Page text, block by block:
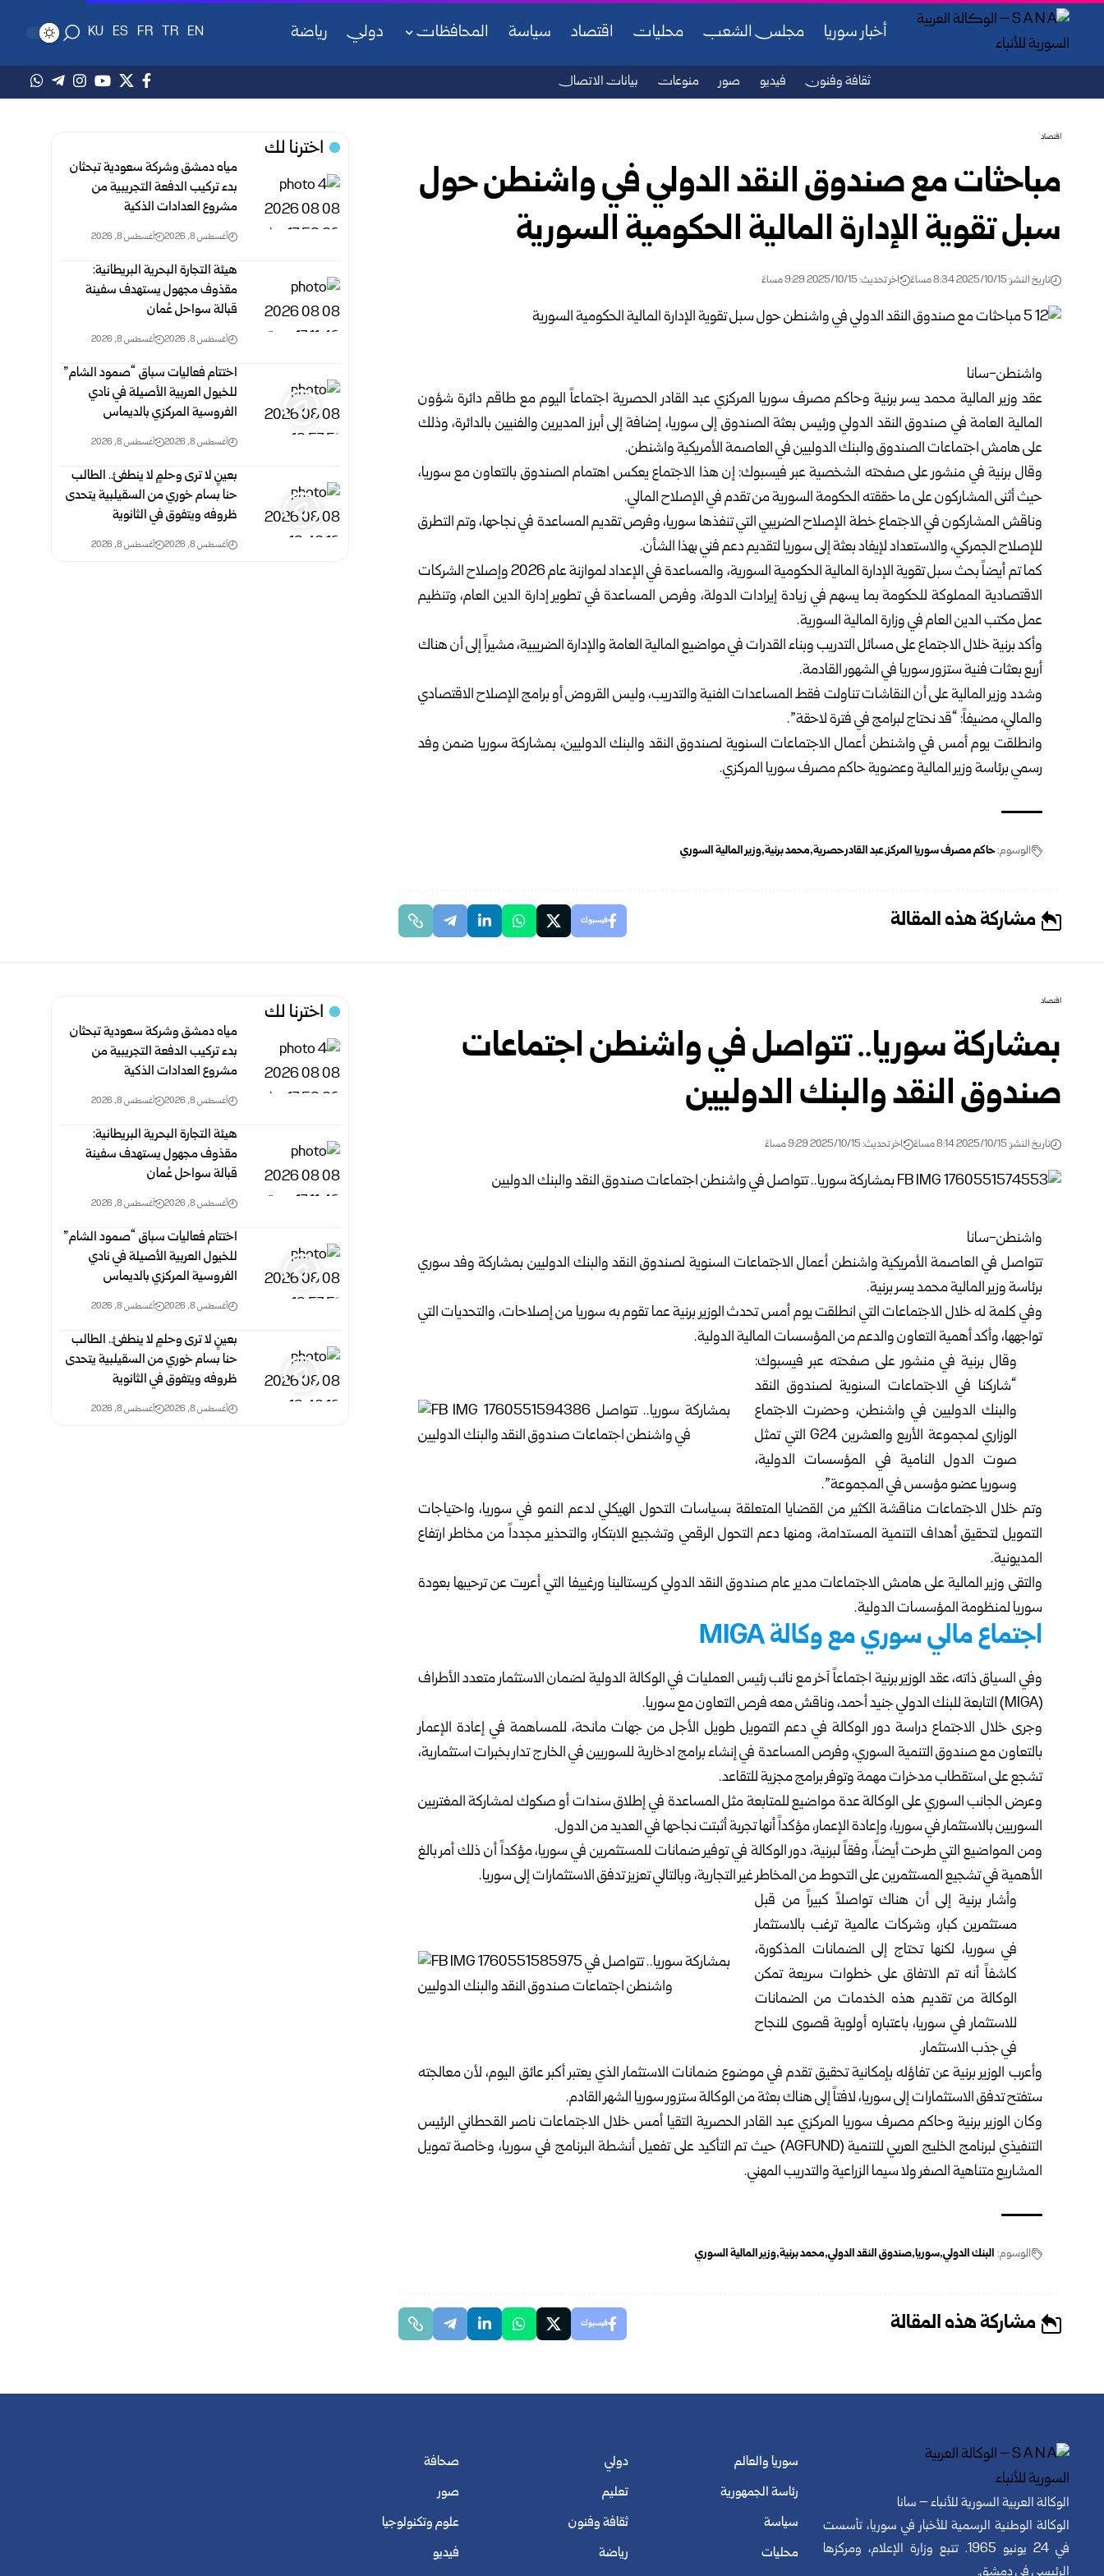
أخبار سوريا مجلس الشعب محليات اقتصاد سياسة المحافظات دولي رياضة EN
TR
FR
ES
KU
ثقافة وفنون فيديو صور منوعات بيانات الاتصال
اقتصاد
مباحثات مع صندوق النقد الدولي في واشنطن حول
سبل تقوية الإدارة المالية الحكومية السورية
تاريخ النشر: 2025/10/15 8:34 مساءً اخر تحديث: 2025/10/15 9:29 مساءً
واشنطن-سانا
عقد وزير المالية محمد يسر برنية وحاكم مصرف سوريا المركزيعبد القادر الحصرية اجتماعاً اليوم مع طاقم دائرة شؤون
المالية العامة في صندوق النقد الدولي ورئيس بعثة الصندوق إلى سوريا، إضافة إلى أبرز المديرين والفنيين بالدائرة، وذلك
على هامش اجتماعات الصندوق والبنك الدوليين في العاصمة الأمريكية واشنطن.
وقال برنية في منشور على صفحته الشخصية عبر فيسبوك: إن هذا الاجتماع يعكس اهتمام الصندوق بالتعاون مع سوريا،
حيث أثنى المشاركون على ما حققته الحكومة السورية من تقدم في الإصلاح المالي.
وناقش المشاركون في الاجتماع خطة الإصلاح الضريبي التي تنفذها سوريا، وفرص تقديم المساعدة في نجاحها، وتم التطرق
للإصلاح الجمركي، والاستعداد لإيفاد بعثة إلى سوريا لتقديم دعم فني بهذا الشأن.
كما تم أيضاً بحث سبل تقوية الإدارة المالية الحكومية السورية، والمساعدة في الإعداد لموازنة عام 2026 وإصلاح الشركات
الاقتصادية المملوكة للحكومة بما يسهم في زيادة إيرادات الدولة، وفرص المساعدة في تطوير إدارة الدين العام، وتنظيم
عمل مكتب الدين العام في وزارة المالية السورية.
وأكد برنية خلال الاجتماع على مسائل التدريب وبناء القدرات في مواضيع المالية العامة والإدارة الضريبية، مشيراً إلى أن هناك
أربع بعثات فنية ستزور سوريا في الشهور القادمة.
وشدد وزير المالية على أن النقاشات تناولت فقط المساعدات الفنية والتدريب، وليس القروض أو برامج الإصلاح الاقتصادي
والمالي، مضيفاً: “قد نحتاج لبرامج في فترة لاحقة”.
وانطلقت يوم أمس في واشنطن أعمال الاجتماعات السنوية لصندوق النقد والبنك الدوليين، بمشاركة سوريا ضمن وفد
رسمي برئاسة وزير المالية وعضوية حاكم مصرف سوريا المركزي.
الوسوم:حاكم مصرف سوريا المركز عبد القادر حصرية محمد برنية وزير المالية السوري
مشاركة هذه المقالة فيسبوك
اخترنا لك
مياه دمشق وشركة سعودية تبحثان
بدء تركيب الدفعة التجريبية من
مشروع ‌‏العدادات الذكية ‏
أغسطس 8, 2026 أغسطس 8, 2026
هيئة التجارة البحرية البريطانية:
مقذوف مجهول يستهدف سفينة
قبالة سواحل عُمان
أغسطس 8, 2026 أغسطس 8, 2026
اختتام فعاليات سباق “صمود الشام”
للخيول العربية الأصيلة في نادي
الفروسية المركزي بالديماس
أغسطس 8, 2026 أغسطس 8, 2026
بعينٍ لا ترى وحلمٍ لا ينطفئ.. الطالب
حنا بسام خوري من السقيلبية يتحدى
ظروفه ويتفوق في الثانوية
أغسطس 8, 2026 أغسطس 8, 2026
اقتصاد
بمشاركة سوريا.. تتواصل في واشنطن اجتماعات
صندوق النقد والبنك الدوليين
تاريخ النشر: 2025/10/15 8:14 مساءً اخر تحديث: 2025/10/15 9:29 مساءً
واشنطن-سانا
تتواصل في العاصمة الأمريكية واشنطن أعمال الاجتماعات السنوية لصندوق النقد والبنك الدوليين بمشاركة وفد سوري
برئاسةوزير الماليةمحمد يسر برنية.
وفي كلمة له خلال الاجتماعات التي انطلقت يوم أمس تحدث الوزير برنية عما تقوم به سوريا من إصلاحات، والتحديات التي
تواجهها، وأكد أهمية التعاون والدعم من المؤسسات المالية الدولية.
وقالبرنيةفي منشور على صفحته عبر فيسبوك:
“شاركنا في الاجتماعات السنوية لصندوق النقد
والبنك الدوليين في واشنطن، وحضرت الاجتماع
الوزاري لمجموعة الأربع والعشرين G24 التي تمثل
صوت الدول النامية في المؤسسات الدولية،
وسوريا عضو مؤسس في المجموعة”.
وتم خلال الاجتماعات مناقشة الكثير من القضايا المتعلقة بسياسات التحول الهيكلي لدعم النمو في سوريا، واحتياجات
التمويل لتحقيق أهداف التنمية المستدامة، ومنها دعم التحول الرقمي وتشجيع الابتكار، والتحذير مجدداً من مخاطر ارتفاع
المديونية.
والتقى وزير المالية على هامش الاجتماعات مدير عام صندوق النقد الدولي كريستالينا ورغييفا التي أعربت عن ترحيبها بعودة
سوريا لمنظومة المؤسسات الدولية.
اجتماع مالي سوري مع وكالة MIGA
وفي السياق ذاته، عقد الوزير برنية اجتماعاً آخر مع نائب رئيس العمليات في الوكالة الدولية لضمان الاستثمار متعدد الأطراف
(MIGA) التابعة للبنك الدولي جنيد أحمد، وناقش معه فرص التعاون مع سوريا.
وجرى خلال الاجتماع دراسة دور الوكالة في دعم التمويل طويل الأجل من جهات مانحة، للمساهمة في إعادة الإعمار
بالتعاون مع صندوق التنمية السوري، وفرص المساعدة في إنشاء برامج ادخارية للسوريين في الخارج تدار بخبرات استثمارية،
تشجع على استقطاب مدخرات مهمة وتوفر برامج مجزية للتقاعد.
وعرض الجانب السوري على الوكالة عدة مواضيع للمتابعة مثل المساعدة في إطلاق سندات أو صكوك لمشاركة المغتربين
السوريين بالاستثمار في سوريا، وإعادة الإعمار، مؤكداً أنها تجربة أثبتت نجاحها في العديد من الدول.
ومن المواضيع التي طرحت أيضاً، وفقاً لبرنية، دور الوكالة في توفير ضمانات للمستثمرين في سوريا، مؤكداً أن ذلك أمر بالغ
الأهمية في تشجيع المستثمرين على التحوط من المخاطر غير التجارية، وبالتالي تعزيز تدفق الاستثمارات إلى سوريا.
وأشار برنية إلى أن هناك تواصلاً كبيراً من قبل
مستثمرين كبار، وشركات عالمية ترغب بالاستثمار
في سوريا، لكنها تحتاج إلى الضمانات المذكورة،
كاشفاً أنه تم الاتفاق على خطوات سريعة تمكن
الوكالة من تقديم هذه الخدمات من الضمانات
للاستثمار في سوريا، باعتباره أولوية قصوى للنجاح
في جذب الاستثمار.
وأعرب الوزير برنية عن تفاؤله بإمكانية تحقيق تقدم في موضوع ضمانات الاستثمار الذي يعتبر أكبر عائق اليوم، لأن معالجته
ستفتح تدفق الاستثمارات إلى سوريا، لافتاً إلى هناك بعثة من الوكالة ستزور سوريا الشهر القادم.
وكان الوزير برنية وحاكم مصرف سوريا المركزي عبد القادر الحصرية التقيا أمس خلال الاجتماعات ناصر القحطاني الرئيس
التنفيذي لبرنامج الخليج العربي للتنمية (AGFUND) حيث تم التأكيد على تفعيل أنشطة البرنامج في سوريا، وخاصة تمويل
المشاريع متناهية الصغر ولا سيما الزراعية والتدريب المهني.
الوسوم: البنك الدولي سوريا صندوق النقد الدولي محمد برنية وزير المالية السوري
مشاركة هذه المقالة فيسبوك
اخترنا لك
مياه دمشق وشركة سعودية تبحثان
بدء تركيب الدفعة التجريبية من
مشروع ‌‏العدادات الذكية ‏
أغسطس 8, 2026 أغسطس 8, 2026
هيئة التجارة البحرية البريطانية:
مقذوف مجهول يستهدف سفينة
قبالة سواحل عُمان
أغسطس 8, 2026 أغسطس 8, 2026
اختتام فعاليات سباق “صمود الشام”
للخيول العربية الأصيلة في نادي
الفروسية المركزي بالديماس
أغسطس 8, 2026 أغسطس 8, 2026
بعينٍ لا ترى وحلمٍ لا ينطفئ.. الطالب
حنا بسام خوري من السقيلبية يتحدى
ظروفه ويتفوق في الثانوية
أغسطس 8, 2026 أغسطس 8, 2026
الوكالة العربية السورية للأنباء – سانا
الوكالة الوطنية الرسمية للأخبار في سوريا، تأسست
في 24 يونيو 1965. تتبع وزارة الإعلام، ومركزها
سوريا والعالم
رئاسة الجمهورية
سياسة
محليات
دولي
تعليم
ثقافة وفنون
رياضة
صحافة
صور
علوم وتكنولوجيا
فيديو